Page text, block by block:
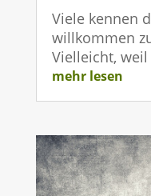
Viele kennen
willkommen
Vielleicht,
mehr lesen